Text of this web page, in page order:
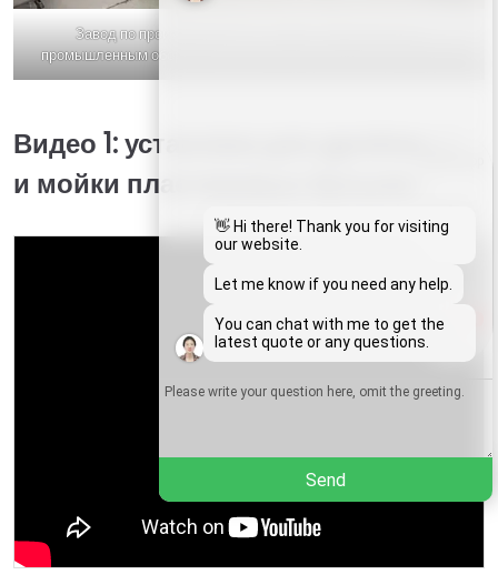
Завод по производству PET-слоёв с подключенным
промышленным оборудованием для сушки и транспортировки
Видео 1: установка для дробления
и мойки пластиковых бутылок
Wechat
Chat
👋 Hi there! Thank you for visiting
our website.
Let me know if you need any help.
You can chat with me to get the
latest quote or any questions.
Send